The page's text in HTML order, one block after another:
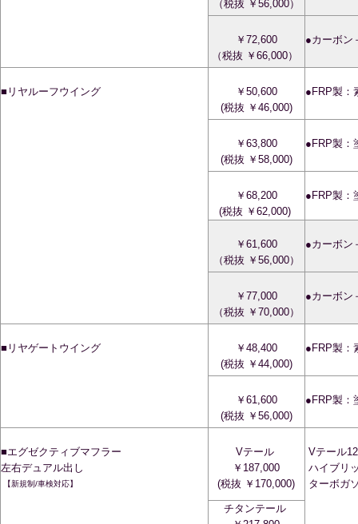
（税抜 ￥56,000）
￥72,600
（税抜 ￥66,000）
●カーボ
■リヤルーフウイング
￥50,600
(税抜 ￥46,000)
●FRP製
￥63,800
(税抜 ￥58,000)
●FRP製
￥68,200
(税抜 ￥62,000)
●FRP製
￥61,600
（税抜 ￥56,000）
●カーボ
￥77,000
（税抜 ￥70,000）
●カーボ
■リヤゲートウイング
￥48,400
(税抜 ￥44,000)
●FRP製
￥61,600
(税抜 ￥56,000)
●FRP製
■エグゼクティブマフラー
左右デュアル出し
【新規制/車検対応】
Vテール
￥187,000
(税抜 ￥170,000)
Vテール
ハイブリ
ターボガ
チタンテール